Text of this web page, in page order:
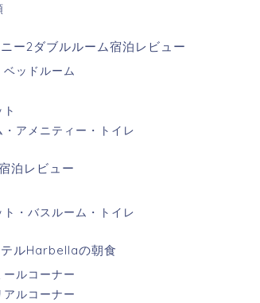
ー2ダブルルーム宿泊レビュー
ベッドルーム
アメニティー・トイレ
泊レビュー
ト・バスルーム・トイレ
ルHarbellaの朝食
ールコーナー
ルコーナー